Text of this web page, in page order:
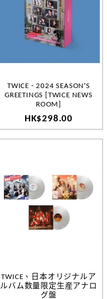
TWICE - 2024 SEASON'S
GREETINGS [TWICE NEWS
ROOM]
HK$298.00
TWICE、日本オリジナルア
ルバム数量限定生産アナロ
グ盤